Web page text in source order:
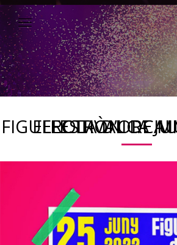
FIGUEROLA D’ORCAU THE MUSH FESTIVAL DE